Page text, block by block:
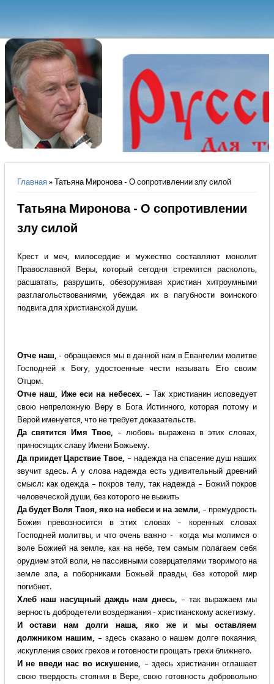
Вы здесь
Главная» Татьяна Миронова - О сопротивлении злу силой
Татьяна Миронова - О сопротивлении
злу силой
Крест и меч, милосердие и мужество составляют монолит
Православной Веры, который сегодня стремятся расколоть,
расшатать, разрушить, обезоруживая христиан хитроумными
разглагольствованиями, убеждая их в пагубности воинского
подвига для христианской души.
Отче наш, - обращаемся мы в данной нам в Евангелии молитве
Господней к Богу, удостоенные чести называть Его своим
Отцом.
Отче наш, Иже еси на небесех. – Так христианин исповедует
свою непреложную Веру в Бога Истинного, которая потому и
Верой именуется, что не требует доказательств.
Да святится Имя Твое, – любовь выражена в этих словах,
приносящих славу Имени Божьему.
Да приидет Царствие Твое, – надежда на спасение душ наших
звучит здесь. А у слова надежда есть удивительный древний
смысл: как одежда – покров телу, так надежда – Божий покров
человеческой души, без которого не выжить
Да будет Воля Твоя, яко на небеси и на земли, – премудрость
Божия превозносится в этих словах – коренных словах
Господней молитвы, и что очень важно - когда мы молимся о
воле Божией на земле, как на небе, тем самым полагаем себя
орудием этой воли, не пассивными созерцателями творимого на
земле зла, а поборниками Божьей правды, без которой мир
погибнет.
Хлеб наш насущный даждь нам днесь, – так выражаем мы
верность добродетели воздержания - христианскому аскетизму.
И остави нам долги наша, яко же и мы оставляем
должником нашим, – здесь сказано о нашем долге покаяния,
искупления своих грехов и готовности прощать грехи ближнего.
И не введи нас во искушение, – здесь христианин оглашает
свою твердость стояния в Вере, свою готовность добровольно